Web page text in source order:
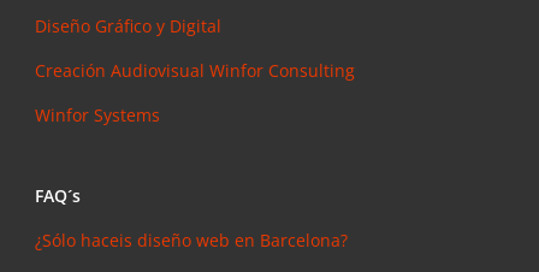
Diseño Gráfico y Digital
Creación AudiovisualWinfor Consulting
Winfor Systems
FAQ´s
¿Sólo haceis diseño web en Barcelona?